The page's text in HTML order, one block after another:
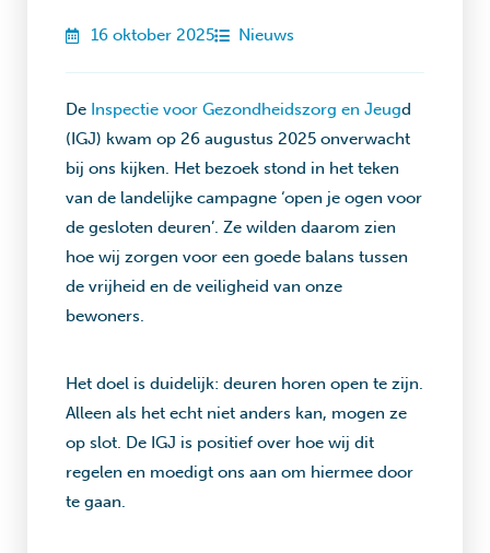
16 oktober 2025 Nieuws
De Inspectie voor Gezondheidszorg en Jeugd
(IGJ) kwam op 26 augustus 2025 onverwacht
bij ons kijken. Het bezoek stond in het teken
van de landelijke campagne ‘open je ogen voor
de gesloten deuren’. Ze wilden daarom zien
hoe wij zorgen voor een goede balans tussen
de vrijheid en de veiligheid van onze
bewoners.
Het doel is duidelijk: deuren horen open te zijn.
Alleen als het echt niet anders kan, mogen ze
op slot. De IGJ is positief over hoe wij dit
regelen en moedigt ons aan om hiermee door
te gaan.